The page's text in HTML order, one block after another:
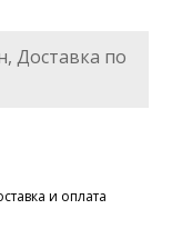
Доставка по
и оплата